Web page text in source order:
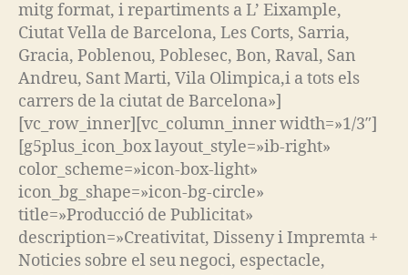
mitg format, i repartiments a L’ Eixample,
Ciutat Vella de Barcelona, Les Corts, Sarria,
Gracia, Poblenou, Poblesec, Bon, Raval, San
Andreu, Sant Marti, Vila Olimpica,i a tots els
carrers de la ciutat de Barcelona»]
[vc_row_inner][vc_column_inner width=»1/3″]
[g5plus_icon_box layout_style=»ib-right»
color_scheme=»icon-box-light»
icon_bg_shape=»icon-bg-circle»
title=»Producció de Publicitat»
description=»Creativitat, Disseny i Impremta +
Noticies sobre el seu negoci, espectacle,